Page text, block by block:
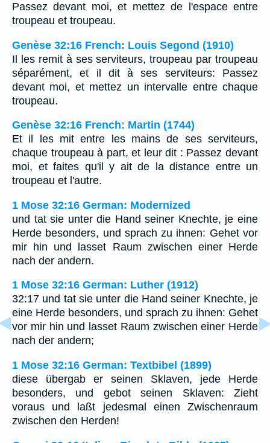
Passez devant moi, et mettez de l'espace entre
troupeau et troupeau.
Genèse 32:16 French: Louis Segond (1910)
Il les remit à ses serviteurs, troupeau par troupeau
séparément, et il dit à ses serviteurs: Passez
devant moi, et mettez un intervalle entre chaque
troupeau.
Genèse 32:16 French: Martin (1744)
Et il les mit entre les mains de ses serviteurs,
chaque troupeau à part, et leur dit : Passez devant
moi, et faites qu'il y ait de la distance entre un
troupeau et l'autre.
1 Mose 32:16 German: Modernized
und tat sie unter die Hand seiner Knechte, je eine
Herde besonders, und sprach zu ihnen: Gehet vor
mir hin und lasset Raum zwischen einer Herde
nach der andern.
1 Mose 32:16 German: Luther (1912)
32:17 und tat sie unter die Hand seiner Knechte, je
eine Herde besonders, und sprach zu ihnen: Gehet
vor mir hin und lasset Raum zwischen einer Herde
nach der andern;
1 Mose 32:16 German: Textbibel (1899)
diese übergab er seinen Sklaven, jede Herde
besonders, und gebot seinen Sklaven: Zieht
voraus und laßt jedesmal einen Zwischenraum
zwischen den Herden!